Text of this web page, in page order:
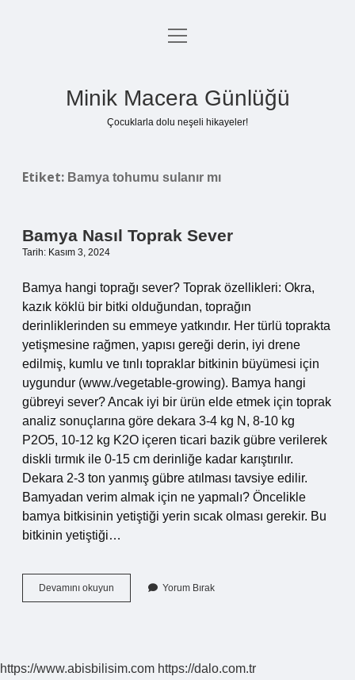
Anasayfa
menüyü
Minik Macera Günlüğü
Çocuklarla dolu neşeli hikayeler!
Etiket: Bamya tohumu sulanır mı
Bamya Nasıl Toprak Sever
Tarih: Kasım 3, 2024
Bamya hangi toprağı sever? Toprak özellikleri: Okra,
kazık köklü bir bitki olduğundan, toprağın
derinliklerinden su emmeye yatkındır. Her türlü toprakta
yetişmesine rağmen, yapısı gereği derin, iyi drene
edilmiş, kumlu ve tınlı topraklar bitkinin büyümesi için
uygundur (www./vegetable-growing). Bamya hangi
gübreyi sever? Ancak iyi bir ürün elde etmek için toprak
analiz sonuçlarına göre dekara 3-4 kg N, 8-10 kg
P2O5, 10-12 kg K2O içeren ticari bazik gübre verilerek
diskli tırmık ile 0-15 cm derinliğe kadar karıştırılır.
Dekara 2-3 ton yanmış gübre atılması tavsiye edilir.
Bamyadan verim almak için ne yapmalı? Öncelikle
bamya bitkisinin yetiştiği yerin sıcak olması gerekir. Bu
bitkinin yetiştiği…
Devamını okuyun
Nasıl
Yorum Bırak
https://www.abisbilisim.com https://dalo.com.tr